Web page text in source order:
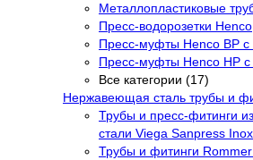
Металлопластиковые
Пресс-водорозетки Henco
Пресс-муфты Henco ВР с
Пресс-муфты Henco НР с
Все категории (17)
Нержавеющая сталь трубы и
Трубы и пресс-фитинги
стали Viega Sanpress Inox
Трубы и фитинги